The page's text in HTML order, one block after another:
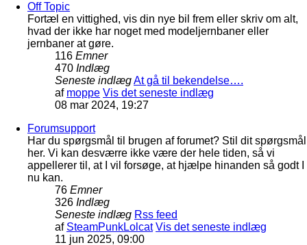
Off Topic
Fortæl en vittighed, vis din nye bil frem eller skriv om alt,
hvad der ikke har noget med modeljernbaner eller
jernbaner at gøre.
116 Emner
470 Indlæg
Seneste indlægAt gå til bekendelse….
af moppe Vis det seneste indlæg
08 mar 2024, 19:27
Forumsupport
Har du spørgsmål til brugen af forumet? Stil dit spørgsmål
her. Vi kan desværre ikke være der hele tiden, så vi
appellerer til, at I vil forsøge, at hjælpe hinanden så godt I
nu kan.
76 Emner
326 Indlæg
Seneste indlæg Rss feed
af SteamPunkLolcat Vis det seneste indlæg
11 jun 2025, 09:00